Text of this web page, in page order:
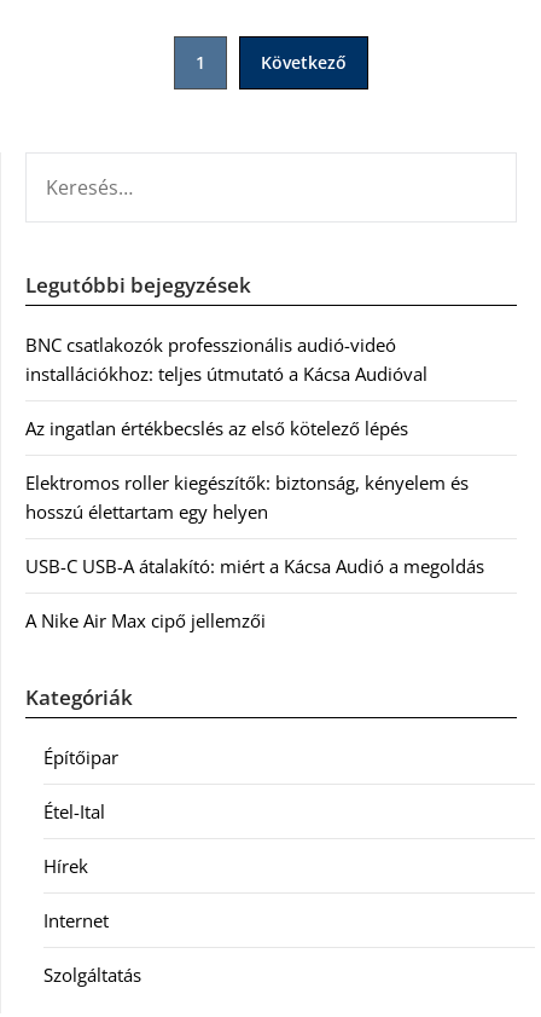
1 Következő
Legutóbbi bejegyzések
BNC csatlakozók professzionális audió-videó
installációkhoz: teljes útmutató a Kácsa Audióval
Az ingatlan értékbecslés az első kötelező lépés
Elektromos roller kiegészítők: biztonság, kényelem és
hosszú élettartam egy helyen
USB-C USB-A átalakító: miért a Kácsa Audió a megoldás
A Nike Air Max cipő jellemzői
Kategóriák
Építőipar
Étel-Ital
Hírek
Internet
Szolgáltatás